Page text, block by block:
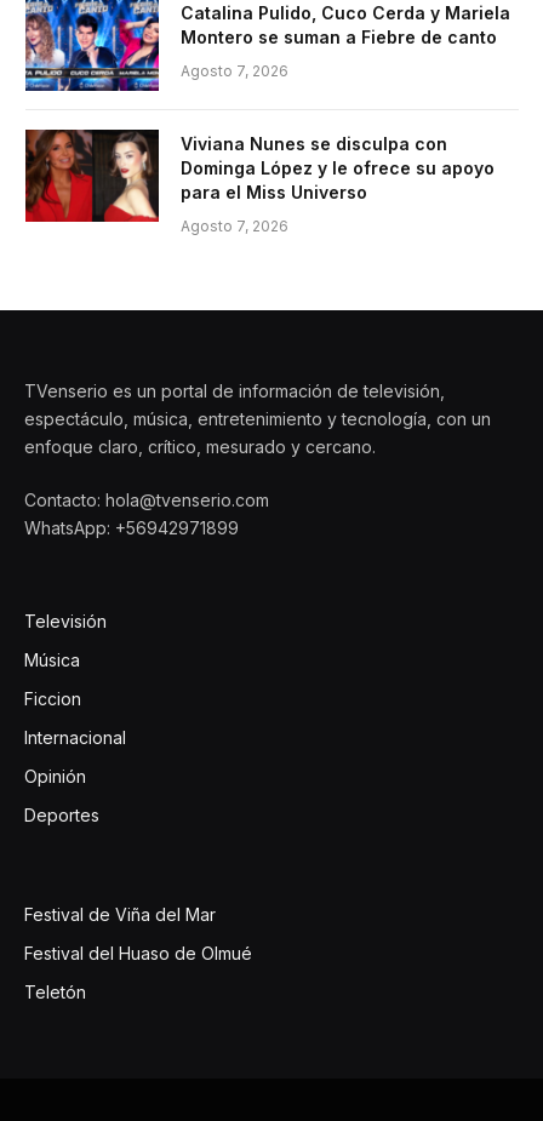
Catalina Pulido, Cuco Cerda y Mariela
Montero se suman a Fiebre de canto
Agosto 7, 2026
Viviana Nunes se disculpa con
Dominga López y le ofrece su apoyo
para el Miss Universo
Agosto 7, 2026
TVenserio es un portal de información de televisión,
espectáculo, música, entretenimiento y tecnología, con un
enfoque claro, crítico, mesurado y cercano.
Contacto: hola@tvenserio.com
WhatsApp: +56942971899
Televisión
Música
Ficcion
Internacional
Opinión
Deportes
Festival de Viña del Mar
Festival del Huaso de Olmué
Teletón